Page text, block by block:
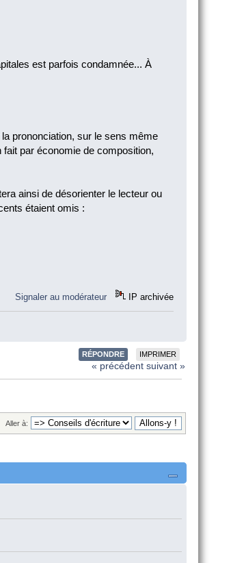
est parfois condamnée... À
prononciation, sur le sens même
par économie de composition,
ainsi de désorienter le lecteur ou
étaient omis :
Signaler au modérateur IP archivée
RÉPONDRE IMPRIMER
« précédent suivant »
Aller à: